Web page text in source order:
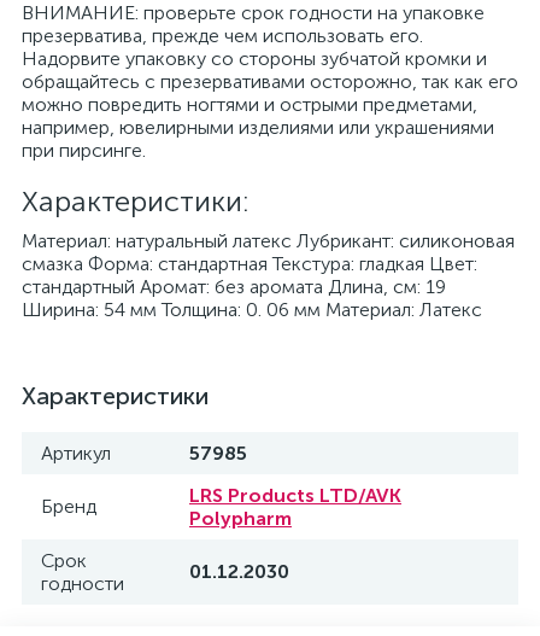
ВНИМАНИЕ: проверьте срок годности на упаковке
презерватива, прежде чем использовать его.
Надорвите упаковку со стороны зубчатой кромки и
обращайтесь с презервативами осторожно, так как его
можно повредить ногтями и острыми предметами,
например, ювелирными изделиями или украшениями
при пирсинге.
Характеристики:
Материал: натуральный латекс Лубрикант: силиконовая
смазка Форма: стандартная Текстура: гладкая Цвет:
стандартный Аромат: без аромата Длина, см: 19
Ширина: 54 мм Толщина: 0. 06 мм Материал: Латекс
Характеристики
Артикул 57985
Бренд
LRS Products LTD/AVK
Polypharm
Срок
годности
01.12.2030